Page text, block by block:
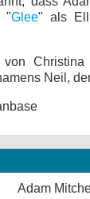
"Glee" als
von
Neil,
Adam